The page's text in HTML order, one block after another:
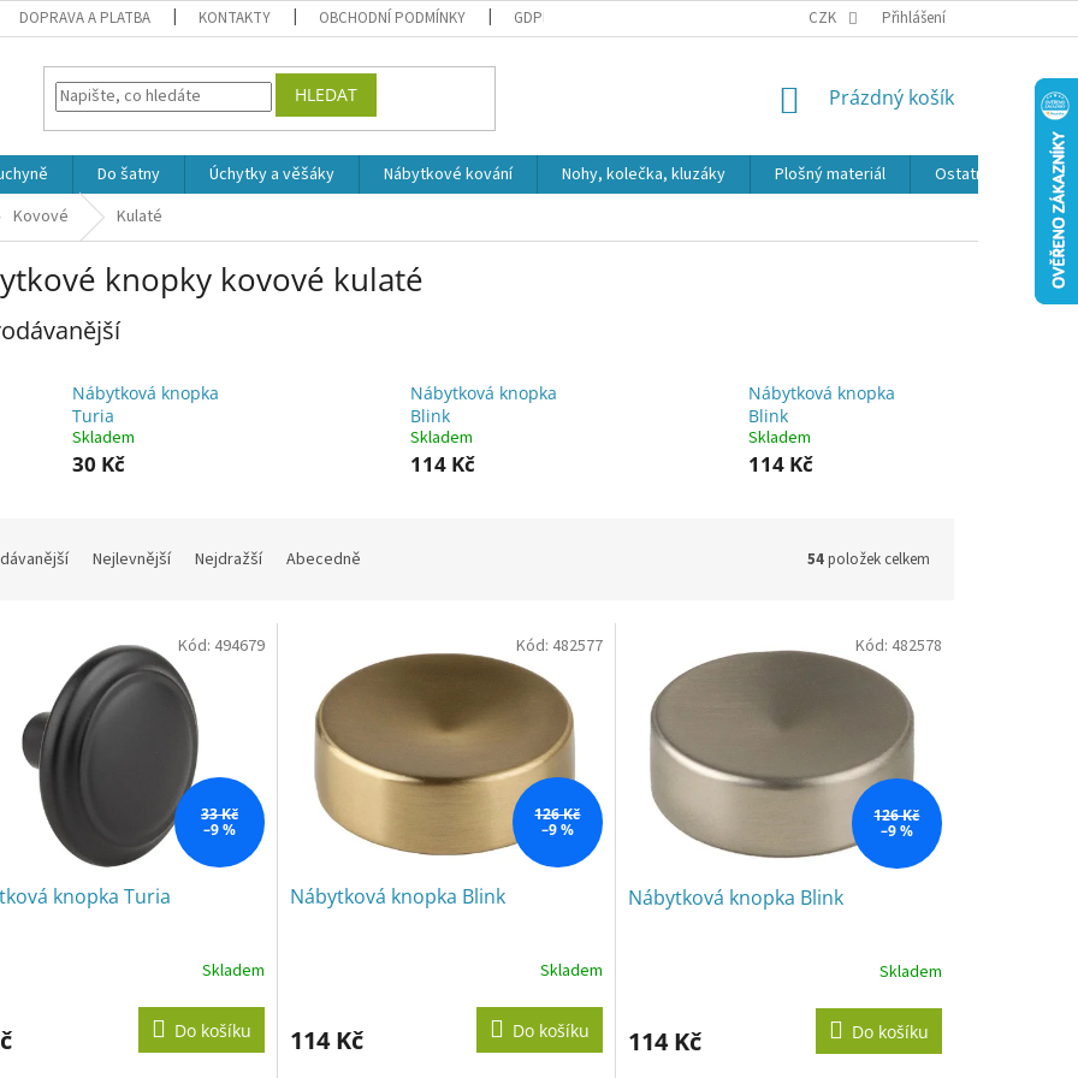
DOPRAVA A PLATBA KONTAKTY OBCHODNÍ PODMÍNKY GDPR CZK Přihlášení
HLEDAT
NÁKUPNÍ
Prázdný košík
Do šatny Úchytky a věšáky Nábytkové kování Nohy, kolečka, kluzáky Plošný materiál Ostatní
Kovové Kulaté
knopky kovové kulaté
Nábytková knopka
Turia
Skladem
30 Kč
Nábytková knopka
Blink
Skladem
114 Kč
Nábytková knopka
Blink
Skladem
114 Kč
Nejlevnější Nejdražší Abecedně 54položek celkem
33 Kč
–9 %
knopka Turia
Skladem
Do košíku
Kód: 494679
126 Kč
–9 %
Nábytková knopka Blink
Skladem
114 Kč Do košíku
Kód: 482577
126 Kč
–9 %
Nábytková knopka Blink
Skladem
114 Kč Do košíku
Kód: 482578